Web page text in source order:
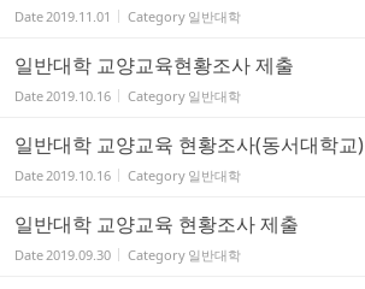
Date2019.11.01 Category 일반대학
일반대학 교양교육현황조사 제출
Date2019.10.16 Category 일반대학
일반대학 교양교육 현황조사(동서대학교)
Date2019.10.16 Category 일반대학
일반대학 교양교육 현황조사 제출
Date2019.09.30 Category 일반대학